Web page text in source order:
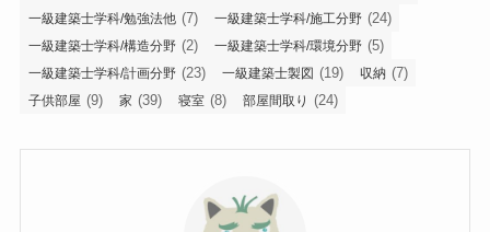
一級建築士学科/勉強法他 (7) 一級建築士学科/施工分野 (24)
一級建築士学科/構造分野 (2) 一級建築士学科/環境分野 (5)
一級建築士学科/計画分野 (23) 一級建築士製図 (19) 収納 (7)
子供部屋 (9) 家 (39) 寝室 (8) 部屋間取り (24)